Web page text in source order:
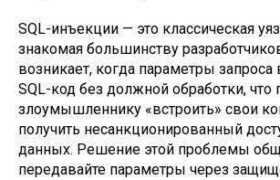
SQL-инъекции — это классическая
знакомая большинству
возникает, когда параметры запроса
SQL-код без должной обработки, что
злоумышленнику «встроить» свои
получить несанкционированный
данных. Решение этой проблемы
передавайте параметры через